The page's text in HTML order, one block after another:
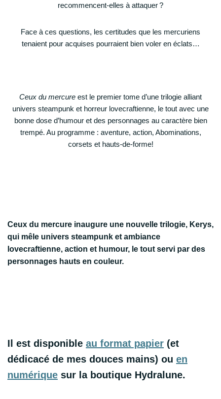
recommencent-elles à attaquer ?
Face à ces questions, les certitudes que les mercuriens
tenaient pour acquises pourraient bien voler en éclats…
Ceux du mercure est le premier tome d’une trilogie alliant
univers steampunk et horreur lovecraftienne, le tout avec une
bonne dose d’humour et des personnages au caractère bien
trempé. Au programme : aventure, action, Abominations,
corsets et hauts-de-forme!
Ceux du mercure inaugure une nouvelle trilogie, Kerys,
qui mêle univers steampunk et ambiance
lovecraftienne, action et humour, le tout servi par des
personnages hauts en couleur.
Il est disponible au format papier (et
dédicacé de mes douces mains) ou en
numérique sur la boutique Hydralune.